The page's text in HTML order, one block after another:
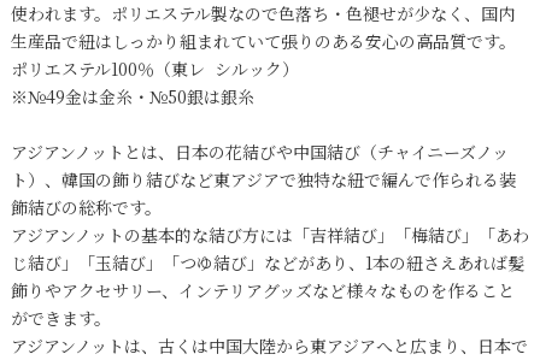
使われます。ポリエステル製なので色落ち・色褪せが少なく、国内
生産品で紐はしっかり組まれていて張りのある安心の高品質です。
ポリエステル100％（東レ シルック）
※№49金は金糸・№50銀は銀糸
アジアンノットとは、日本の花結びや中国結び（チャイニーズノッ
ト）、韓国の飾り結びなど東アジアで独特な紐で編んで作られる装
飾結びの総称です。
アジアンノットの基本的な結び方には「吉祥結び」「梅結び」「あわ
じ結び」「玉結び」「つゆ結び」などがあり、1本の紐さえあれば髪
飾りやアクセサリー、インテリアグッズなど様々なものを作ること
ができます。
アジアンノットは、古くは中国大陸から東アジアへと広まり、日本で